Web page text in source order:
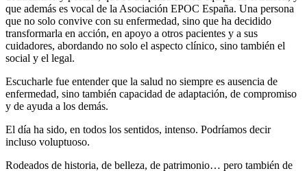
que además es vocal de la Asociación EPOC España. Una persona
que no solo convive con su enfermedad, sino que ha decidido
transformarla en acción, en apoyo a otros pacientes y a sus
cuidadores, abordando no solo el aspecto clínico, sino también el
social y el legal.
Escucharle fue entender que la salud no siempre es ausencia de
enfermedad, sino también capacidad de adaptación, de compromiso
y de ayuda a los demás.
El día ha sido, en todos los sentidos, intenso. Podríamos decir
incluso voluptuoso.
Rodeados de historia, de belleza, de patrimonio… pero también de